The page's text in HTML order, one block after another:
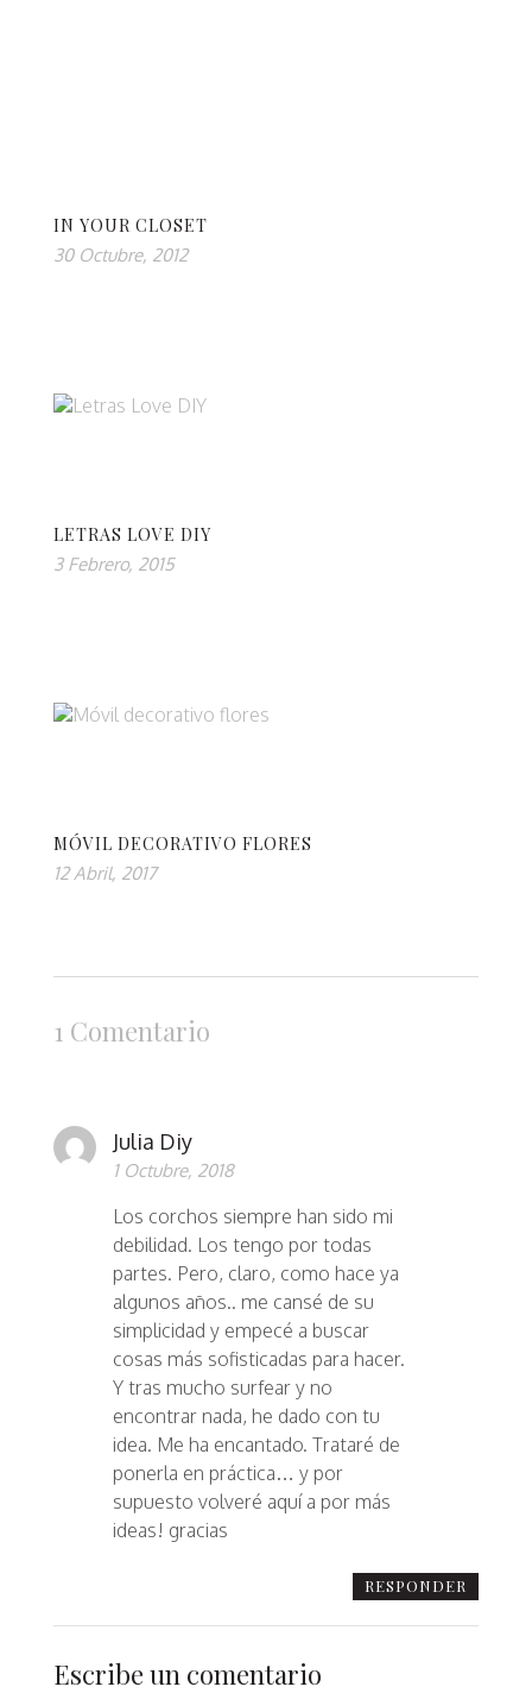
IN YOUR CLOSET
30 Octubre, 2012
LETRAS LOVE DIY
3 Febrero, 2015
MÓVIL DECORATIVO FLORES
12 Abril, 2017
1 Comentario
Julia Diy
1 Octubre, 2018
Los corchos siempre han sido mi
debilidad. Los tengo por todas
partes. Pero, claro, como hace ya
algunos años.. me cansé de su
simplicidad y empecé a buscar
cosas más sofisticadas para hacer.
Y tras mucho surfear y no
encontrar nada, he dado con tu
idea. Me ha encantado. Trataré de
ponerla en práctica… y por
supuesto volveré aquí a por más
ideas! gracias
RESPONDER
Escribe un comentario